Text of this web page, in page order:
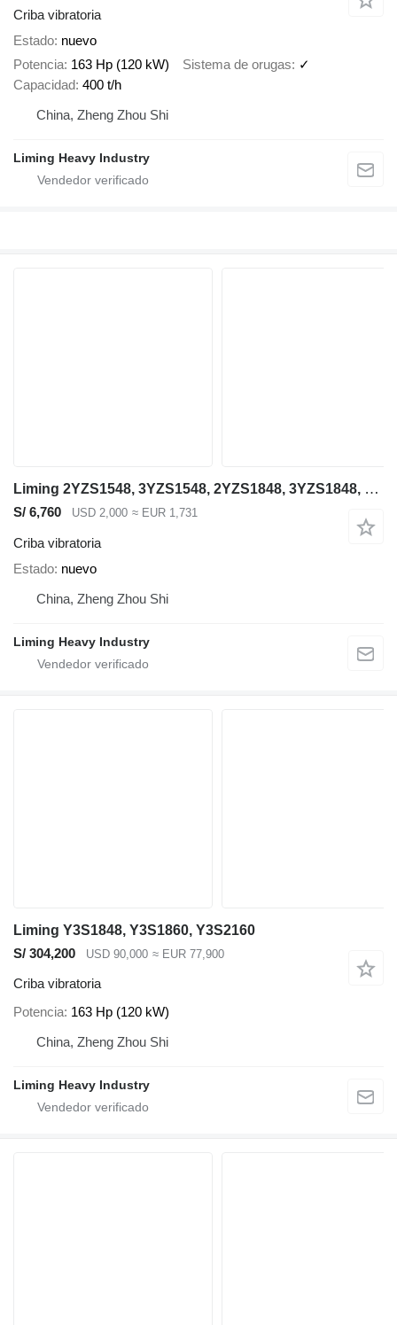
Criba vibratoria
Estado nuevo
Potencia 163 Hp (120 kW) Sistema de orugas
✓
Capacidad 400 t/h
China, Zheng Zhou Shi
Liming Heavy Industry
Liming 2YZS1548, 3YZS1548, 2YZS1848, 3YZS1848, 4YZS1848
S/ 6,760 USD 2,000 ≈ EUR 1,731
Criba vibratoria
Estado nuevo
China, Zheng Zhou Shi
Liming Heavy Industry
Liming Y3S1848, Y3S1860, Y3S2160
S/ 304,200
USD 90,000 ≈ EUR 77,900
Criba vibratoria
Potencia 163 Hp (120 kW)
China, Zheng Zhou Shi
Liming Heavy Industry